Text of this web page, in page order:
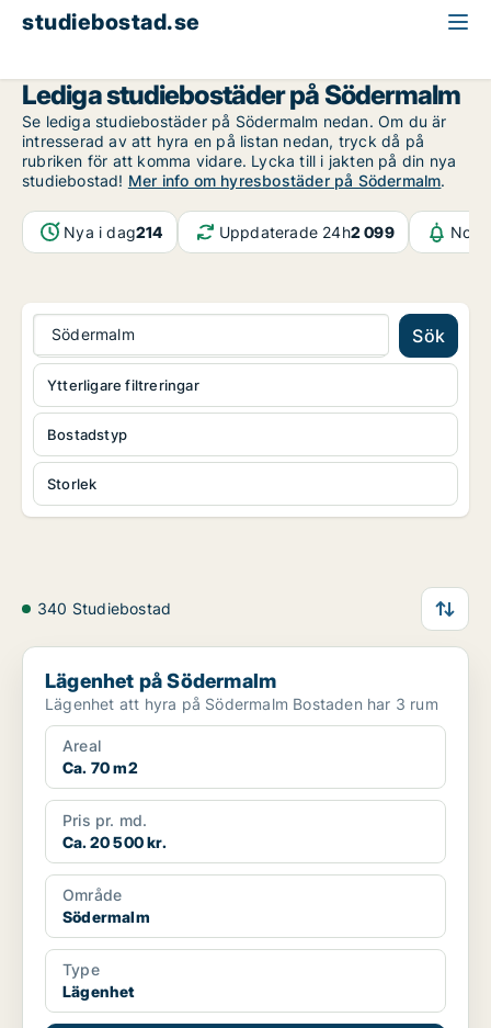
studiebostad.se
Lediga studiebostäder på Södermalm
Se lediga studiebostäder på Södermalm nedan. Om du är
intresserad av att hyra en på listan nedan, tryck då på
rubriken för att komma vidare. Lycka till i jakten på din nya
studiebostad! Mer info om hyresbostäder på Södermalm.
Nya i dag214 Uppdaterade 24h2 099
Södermalm Sök
Bostadstyp
Storlek
Ytterligare filtreringar
340 Studiebostad
Lägenhet på Södermalm
Lägenhet på Södermalm
Lägenhet att hyra på Södermalm Bostaden har 3 rum
Areal
Ca. 70 m2
Pris pr. md.
Ca. 20 500 kr.
Område
Södermalm
Type
Lägenhet